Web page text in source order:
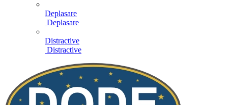
Deplasare
Deplasare
Distractive
Distractive